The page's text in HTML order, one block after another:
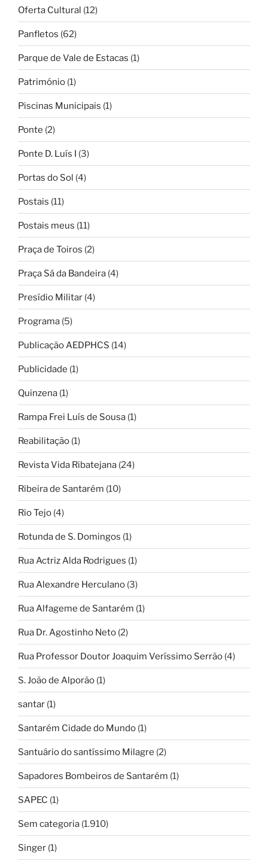
Oferta Cultural (12)
Panfletos (62)
Parque de Vale de Estacas (1)
Património (1)
Piscinas Municipais (1)
Ponte (2)
Ponte D. Luís I (3)
Portas do Sol (4)
Postais (11)
Postais meus (11)
Praça de Toiros (2)
Praça Sá da Bandeira (4)
Presídio Militar (4)
Programa (5)
Publicação AEDPHCS (14)
Publicidade (1)
Quinzena (1)
Rampa Frei Luís de Sousa (1)
Reabilitação (1)
Revista Vida Ribatejana (24)
Ribeira de Santarém (10)
Rio Tejo (4)
Rotunda de S. Domingos (1)
Rua Actriz Alda Rodrigues (1)
Rua Alexandre Herculano (3)
Rua Alfageme de Santarém (1)
Rua Dr. Agostinho Neto (2)
Rua Professor Doutor Joaquim Veríssimo Serrão (4)
S. João de Alporão (1)
santar (1)
Santarém Cidade do Mundo (1)
Santuário do santíssimo Milagre (2)
Sapadores Bombeiros de Santarém (1)
SAPEC (1)
Sem categoria (1.910)
Singer (1)